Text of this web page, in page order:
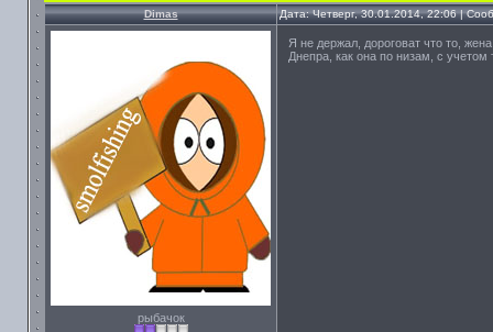
Dimas Дата: Четверг, 30.01.2014, 22:06 |
рыбачок
Я не держал, дороговат что то,
Днепра, как она по низам, с учетом